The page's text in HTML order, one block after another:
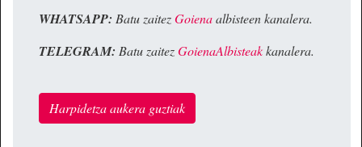
WHATSAPP: Batu zaitezGoienaalbisteen kanalera.
TELEGRAM: Batu zaitezGoienaAlbisteakkanalera.
Harpidetza aukera guztiak